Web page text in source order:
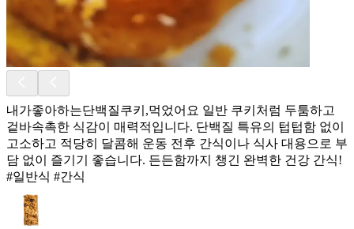
내가좋아하는단백질쿠키,먹었어요 일반 쿠키처럼 두툼하고
겉바속촉한 식감이 매력적입니다. 단백질 특유의 텁텁함 없이
고소하고 적당히 달콤해 운동 전후 간식이나 식사 대용으로 부
담 없이 즐기기 좋습니다. 든든함까지 챙긴 완벽한 건강 간식!
#일반식 #간식